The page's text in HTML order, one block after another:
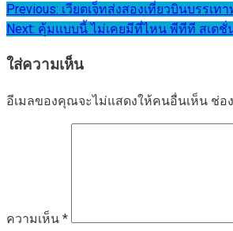
แนะแนว
เรื่อง
Previous: เวียตเจ็ทส่งสองเที่ยวบินบรรเ
Next: คุ้มแบบนี้ ไม่เคยมีที่ไหน พีทีที สเตชั่
ใส่ความเห็น
อีเมลของคุณจะไม่แสดงให้คนอื่นเห็น ช่อ
ความเห็น *